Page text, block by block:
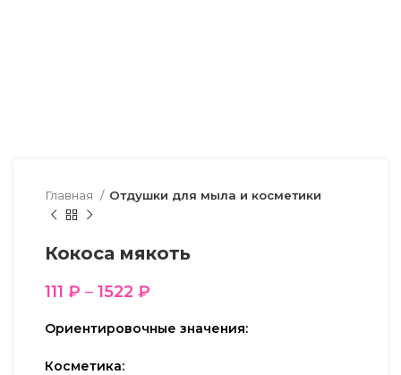
Главная Отдушки для мыла и косметики
Кокоса мякоть
111 ₽ – 1522 ₽
Ориентировочные значения:
Косметика: